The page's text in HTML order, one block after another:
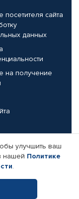
посетителя сайта
данных
на получение
компании
улучшить ваш
нашей Политике
.